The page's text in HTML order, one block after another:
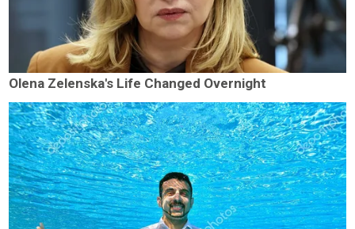
Olena Zelenska's Life Changed Overnight